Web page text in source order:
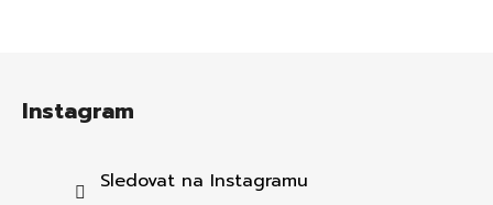
Instagram
Sledovat na Instagramu